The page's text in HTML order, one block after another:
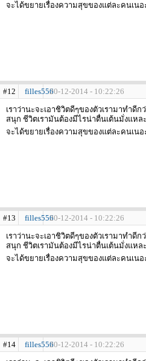
จะได้ขยายเรื่องความสุขของแต่ละคนเนอ
#12 filles55620-12-2014 - 10:22:26
เราว่านะจะเอาชิวิตดีๆของตัวเรามาทำ
สนุก ชีวิตเรามันต้องมีไรน่าตื่นเต้นมั่งแหล
จะได้ขยายเรื่องความสุขของแต่ละคนเนอ
#13 filles55620-12-2014 - 10:22:26
เราว่านะจะเอาชิวิตดีๆของตัวเรามาทำ
สนุก ชีวิตเรามันต้องมีไรน่าตื่นเต้นมั่งแหล
จะได้ขยายเรื่องความสุขของแต่ละคนเนอ
#14 filles55620-12-2014 - 10:22:26